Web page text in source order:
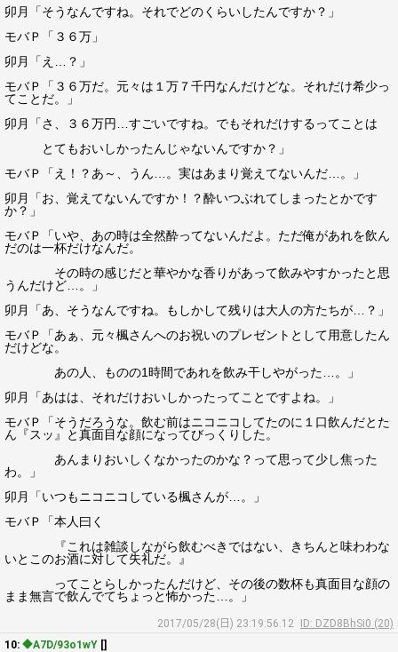
卯月「そうなんですね。それでどのくらいしたんですか？」
モバＰ「３６万」
卯月「え…？」
モバＰ「３６万だ。元々は１万７千円なんだけどな。それだけ希少っ
てことだ。」
卯月「さ、３６万円…すごいですね。でもそれだけするってことは
とてもおいしかったんじゃないんですか？」
モバＰ「え！？あ～、うん…。実はあまり覚えてないんだ…。」
卯月「お、覚えてないんですか！？酔いつぶれてしまったとかです
か？」
モバＰ「いや、あの時は全然酔ってないんだよ。ただ俺があれを飲ん
だのは一杯だけなんだ。
その時の感じだと華やかな香りがあって飲みやすかったと思
うんだけど…。」
卯月「あ、そうなんですね。もしかして残りは大人の方たちが…？」
モバＰ「あぁ、元々楓さんへのお祝いのプレゼントとして用意したん
だけどな。
あの人、ものの1時間であれを飲み干しやがった…。」
卯月「あはは、それだけおいしかったってことですよね。」
モバＰ「そうだろうな。飲む前はニコニコしてたのに１口飲んだとた
ん『スッ』と真面目な顔になってびっくりした。
あんまりおいしくなかったのかな？って思って少し焦った
わ。」
卯月「いつもニコニコしている楓さんが…。」
モバＰ「本人曰く
『これは雑談しながら飲むべきではない、きちんと味わわな
いとこのお酒に対して失礼だ。』
ってことらしかったんだけど、その後の数杯も真面目な顔の
まま無言で飲んでてちょっと怖かった…。」
2017/05/28(日) 23:19:56.12
ID: DZD8BhSi0 (20)
10: ◆A7D/93o1wY []